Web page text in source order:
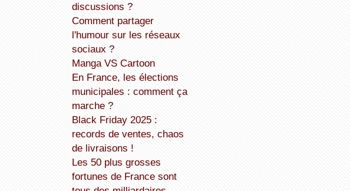
discussions ?
Comment partager
l'humour sur les réseaux
sociaux ?
Manga VS Cartoon
En France, les élections
municipales : comment ça
marche ?
Black Friday 2025 :
records de ventes, chaos
de livraisons !
Les 50 plus grosses
fortunes de France sont